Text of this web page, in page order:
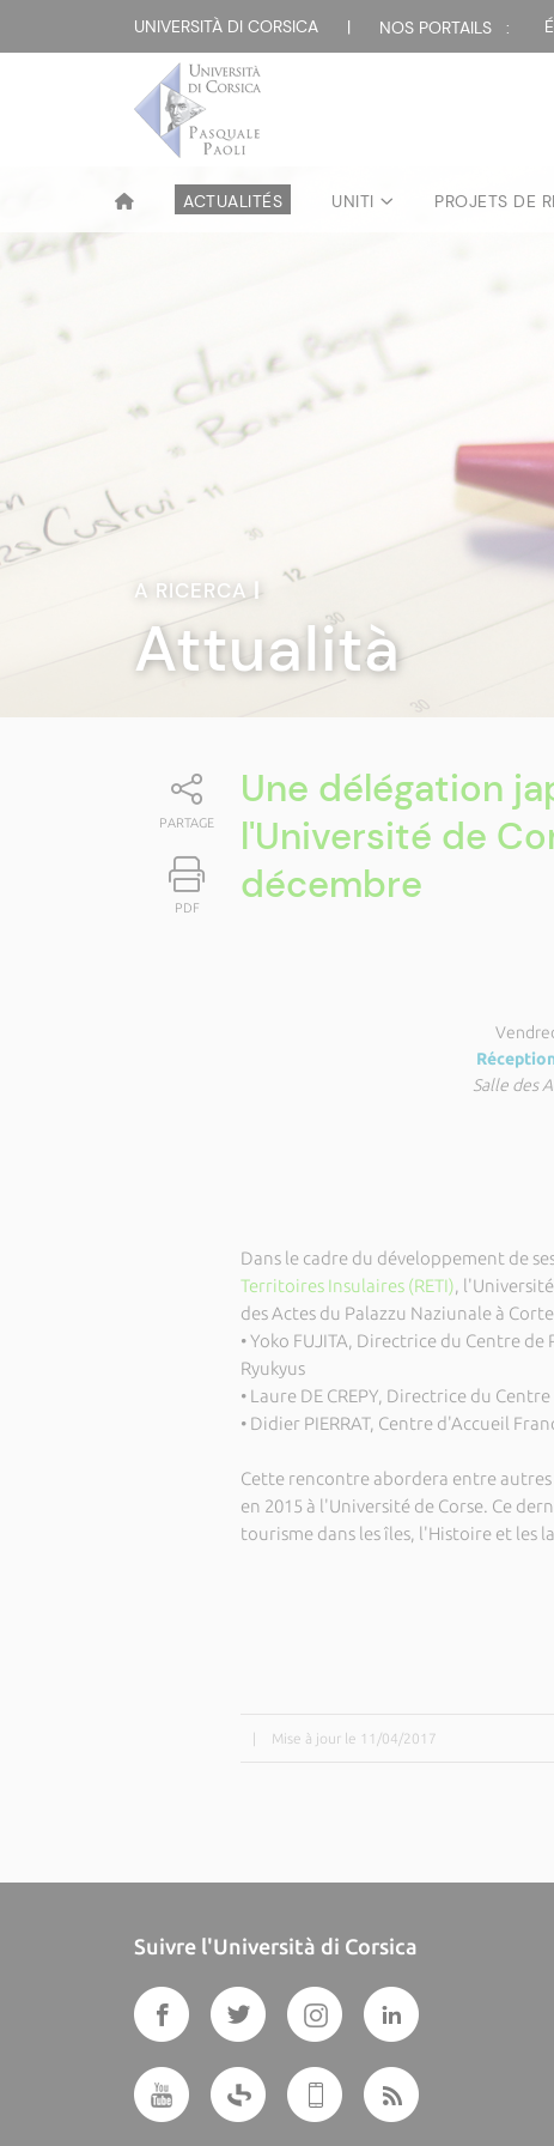
UNIVERSITÀ DI CORSICA | NOS PORTAILS :
ACTUALITÉS UNITI PROJETS DE
A RICERCA|
Attualità
PARTAGE
PDF
Une délégation
l'Université de
décembre
Salle des
Dans le cadre du développement de
Territoires Insulaires (RETI),
des Actes du Palazzu Naziunale à
• Yoko FUJITA, Directrice du Centre
Ryukyus
• Laure DE CREPY, Directrice du
• Didier PIERRAT, Centre d'Accueil
Cette rencontre abordera entre
en 2015 à l'Université de Corse. Ce
tourisme dans les îles, l'Histoire et les
Mise à jour le 11/04/2017
Suivre l'Università di Corsica